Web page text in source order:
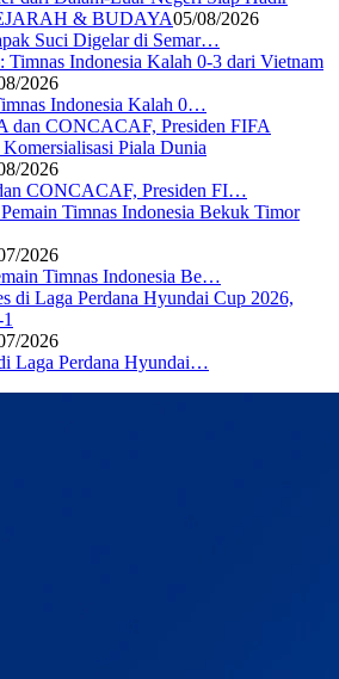
& BUDAYA05/08/2026
Suci Digelar di Semar…
2026
Indonesia Kalah 0…
2026
CONCACAF, Presiden FI…
2026
Timnas Indonesia Be…
2026
Laga Perdana Hyundai…